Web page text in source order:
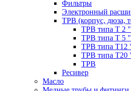
Фильтры
Электронный
ТРВ (корпус, дюза,
ТРВ типа Т 2
ТРВ типа Т 5
ТРВ типа Т12
ТРВ типа Т20
ТРВ
Ресивер
Масло